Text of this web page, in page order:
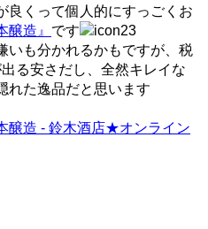
良くって個人的にすっごくお
醸造』 です
いも分かれるかもですが、税
る安さだし、全然キレイな
れた逸品だと思います
醸造 - 鈴木酒店★オンライン